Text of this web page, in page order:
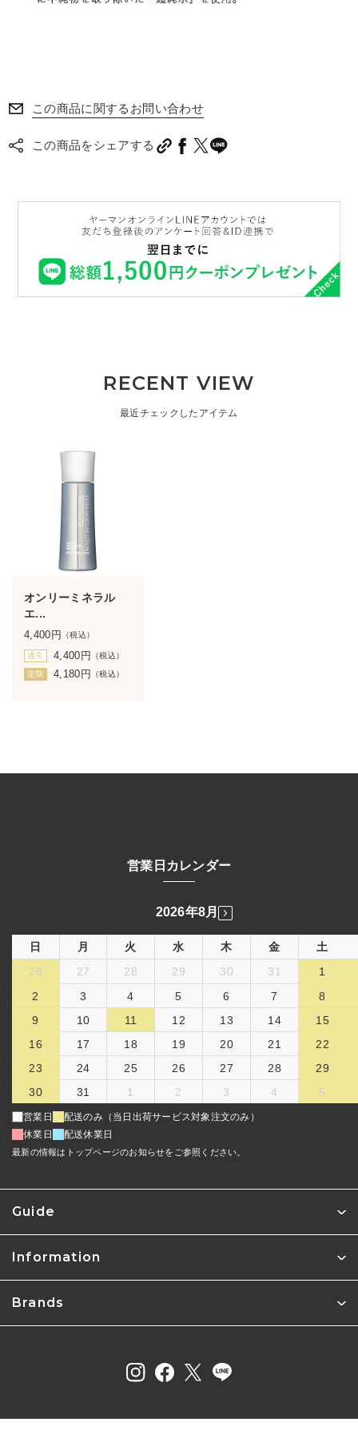
この商品に関するお問い合わせ
この商品をシェアする
RECENT VIEW
最近チェックしたアイテム
オンリーミネラル
エ...
4,400 円 （税込）
通常 4,400 円 （税込）
定期 4,180 円 （税込）
Guide
Information
Brands
営業日カレンダー
2026年8月
日 月 火 水 木 金
土
26
27 28 29 30 31
1
2
3 4 5 6 7
8
9
10 11 12 13 14
15
16
17 18 19 20 21
22
23
24 25 26 27 28
29
30
31 1 2 3 4 5
営業日
配送のみ（当日出荷サービス対象注文のみ）
休業日
配送休業日
最新の情報はトップページのお知らせをご参照ください。